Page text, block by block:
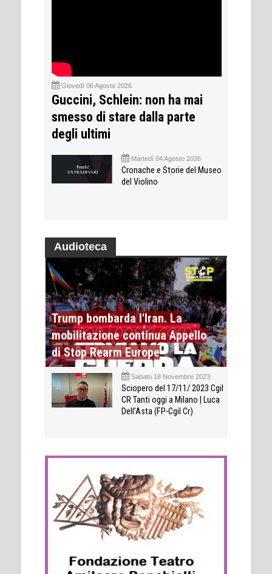
Giovedì 06 Agosto 2026
Guccini, Schlein: non ha mai
smesso di stare dalla parte
degli ultimi
Martedì 04 Agosto 2026
Cronache e Storie del Museo
del Violino
Audioteca
Trump bombarda l'Iran. La
mobilitazione continua Appello
di Stop Rearm Europe
Sabato 18 Novembre 2023
Sciopero del 17/11/ 2023 Cgil
CR Tanti oggi a Milano | Luca
Dell’Asta (FP-Cgil Cr)